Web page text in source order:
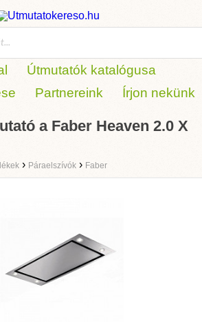
Útmutatók katalógusa
Partnereink Írjon nekünk
a Faber Heaven 2.0 X
› Páraelszívók › Faber